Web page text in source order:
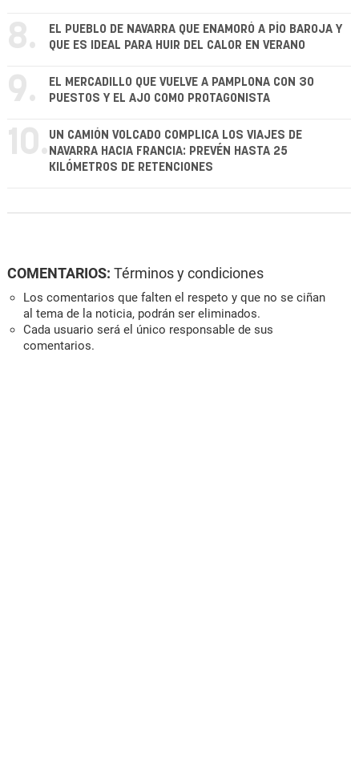
8.
EL PUEBLO DE NAVARRA QUE ENAMORÓ A PÍO BAROJA Y
QUE ES IDEAL PARA HUIR DEL CALOR EN VERANO
9.
EL MERCADILLO QUE VUELVE A PAMPLONA CON 30
PUESTOS Y EL AJO COMO PROTAGONISTA
10. UN CAMIÓN VOLCADO COMPLICA LOS VIAJES DE
NAVARRA HACIA FRANCIA: PREVÉN HASTA 25
KILÓMETROS DE RETENCIONES
COMENTARIOS: Términos y condiciones
Los comentarios que falten el respeto y que no se ciñan
al tema de la noticia, podrán ser eliminados.
Cada usuario será el único responsable de sus
comentarios.